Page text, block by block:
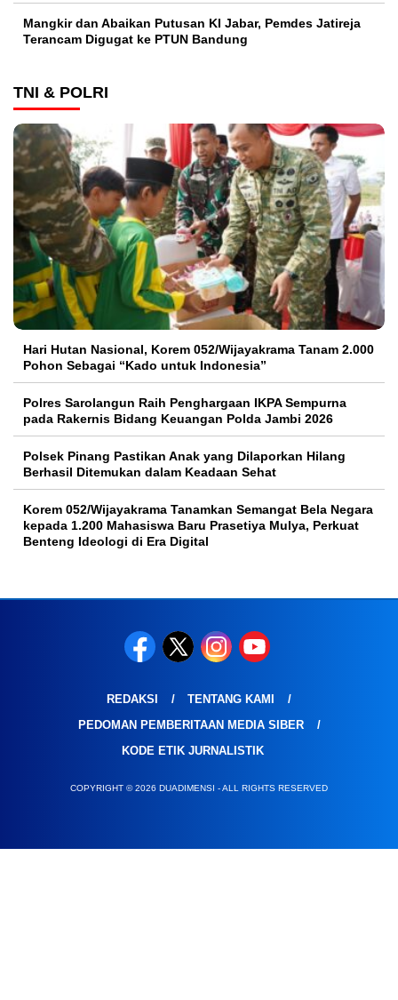
Mangkir dan Abaikan Putusan KI Jabar, Pemdes Jatireja
Terancam Digugat ke PTUN Bandung
TNI & POLRI
Hari Hutan Nasional, Korem 052/Wijayakrama Tanam 2.000
Pohon Sebagai “Kado untuk Indonesia”
Polres Sarolangun Raih Penghargaan IKPA Sempurna
pada Rakernis Bidang Keuangan Polda Jambi 2026
Polsek Pinang Pastikan Anak yang Dilaporkan Hilang
Berhasil Ditemukan dalam Keadaan Sehat
Korem 052/Wijayakrama Tanamkan Semangat Bela Negara
kepada 1.200 Mahasiswa Baru Prasetiya Mulya, Perkuat
Benteng Ideologi di Era Digital
REDAKSI
TENTANG KAMI
PEDOMAN PEMBERITAAN MEDIA SIBER
KODE ETIK JURNALISTIK
COPYRIGHT © 2026 DUADIMENSI - ALL RIGHTS RESERVED